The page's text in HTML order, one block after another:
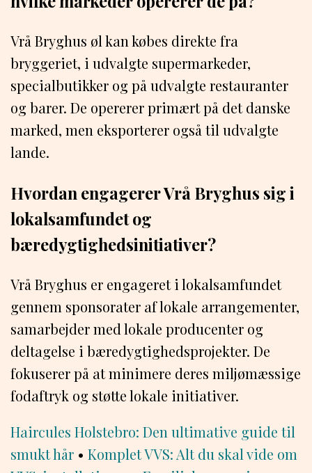
Vrå Bryghus øl kan købes direkte fra
bryggeriet, i udvalgte supermarkeder,
specialbutikker og på udvalgte restauranter
og barer. De opererer primært på det danske
marked, men eksporterer også til udvalgte
lande.
Hvordan engagerer Vrå Bryghus sig i
lokalsamfundet og
bæredygtighedsinitiativer?
Vrå Bryghus er engageret i lokalsamfundet
gennem sponsorater af lokale arrangementer,
samarbejder med lokale producenter og
deltagelse i bæredygtighedsprojekter. De
fokuserer på at minimere deres miljømæssige
fodaftryk og støtte lokale initiativer.
Haircules Holstebro: Den ultimative guide til
smukt hår • Komplet VVS: Alt du skal vide om